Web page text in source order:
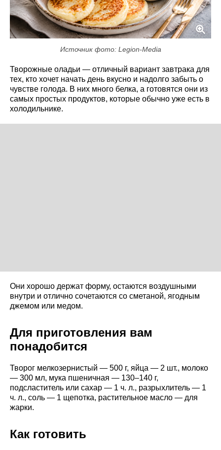
Источник фото: Legion-Media
Творожные оладьи — отличный вариант завтрака для
тех, кто хочет начать день вкусно и надолго забыть о
чувстве голода. В них много белка, а готовятся они из
самых простых продуктов, которые обычно уже есть в
холодильнике.
Они хорошо держат форму, остаются воздушными
внутри и отлично сочетаются со сметаной, ягодным
джемом или медом.
Для приготовления вам
понадобится
Творог мелкозернистый — 500 г, яйца — 2 шт., молоко
— 300 мл, мука пшеничная — 130–140 г,
подсластитель или сахар — 1 ч. л., разрыхлитель — 1
ч. л., соль — 1 щепотка, растительное масло — для
жарки.
Как готовить